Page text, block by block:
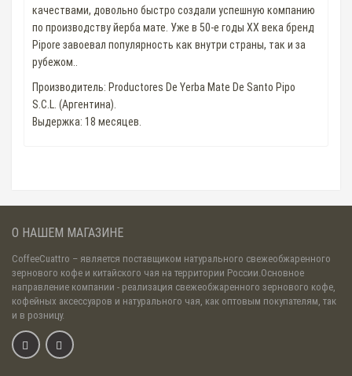
качествами, довольно быстро создали успешную компанию
по производству йерба мате. Уже в 50-е годы XX века бренд
Pipore завоевал популярность как внутри страны, так и за
рубежом..
Производитель: Productores De Yerba Mate De Santo Pipo
S.C.L. (Аргентина).
Выдержка: 18 месяцев.
О НАШЕМ МАГАЗИНЕ
CoffeeCuattro – является поставщиком натурального свежеобжаренного
зернового кофе и китайского чая на территории России.Основное
направление компании - реализация свежеобжаренного зернового кофе,
кофейных аксессуаров и натурального чая, как оптовым покупателям, так
и в розницу.